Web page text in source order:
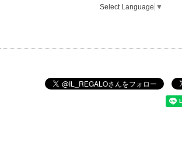
Select Language ▼